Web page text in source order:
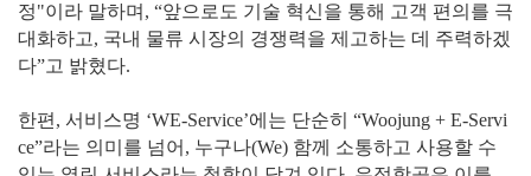
정"이라 말하며, “앞으로도 기술 혁신을 통해 고객 편의를 극
대화하고, 국내 물류 시장의 경쟁력을 제고하는 데 주력하겠
다”고 밝혔다.
한편, 서비스명 ‘WE-Service’에는 단순히 “Woojung + E-Servi
ce”라는 의미를 넘어, 누구나(We) 함께 소통하고 사용할 수